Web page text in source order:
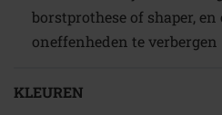
borstprothese of shaper,
oneffenheden te verbergen
KLEUREN